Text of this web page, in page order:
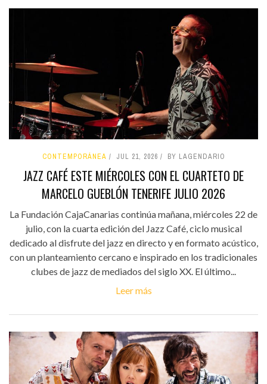
CONTEMPORÁNEA JUL 21, 2026 BY LAGENDARIO
JAZZ CAFÉ ESTE MIÉRCOLES CON EL CUARTETO DE
MARCELO GUEBLÓN TENERIFE JULIO 2026
La Fundación CajaCanarias continúa mañana, miércoles 22 de
julio, con la cuarta edición del Jazz Café, ciclo musical
dedicado al disfrute del jazz en directo y en formato acústico,
con un planteamiento cercano e inspirado en los tradicionales
clubes de jazz de mediados del siglo XX. El último...
Leer más